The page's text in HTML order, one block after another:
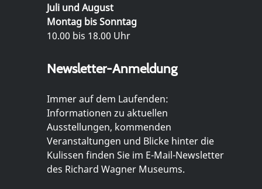
Juli und August
Montag bis Sonntag
10.00 bis 18.00 Uhr
Newsletter-Anmeldung
Immer auf dem Laufenden:
Informationen zu aktuellen
Ausstellungen, kommenden
Veranstaltungen und Blicke hinter die
Kulissen finden Sie im E-Mail-Newsletter
des Richard Wagner Museums.